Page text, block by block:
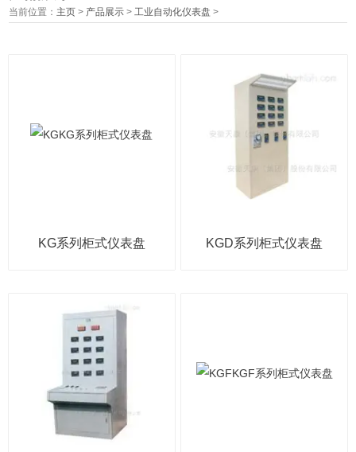
当前位置： 主页 > 产品展示 >工业自动化仪表盘 >
KG系列柜式仪表盘 KGD系列柜式仪表盘